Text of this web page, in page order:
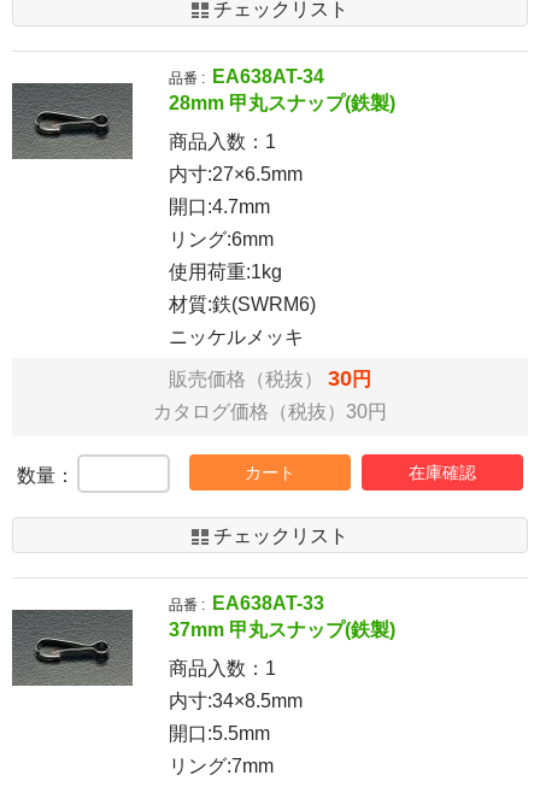
チェックリスト
品番 :
EA638AT-34
28mm 甲丸スナップ(鉄製)
商品入数： 1
内寸:27×6.5mm
開口:4.7mm
リング:6mm
使用荷重:1kg
材質:鉄(SWRM6)
ニッケルメッキ
販売価格（税抜） 30円
カタログ価格（税抜）30円
数量： カート 在庫確認
チェックリスト
品番 :
EA638AT-33
37mm 甲丸スナップ(鉄製)
商品入数： 1
内寸:34×8.5mm
開口:5.5mm
リング:7mm